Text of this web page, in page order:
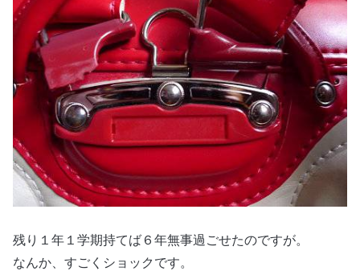
残り１年１学期持てば６年無事過ごせたのですが。
なんか、すごくショックです。